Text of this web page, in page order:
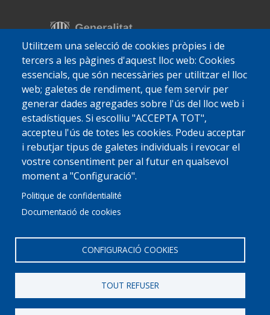
Utilitzem una selecció de cookies pròpies i de
tercers a les pàgines d'aquest lloc web: Cookies
essencials, que són necessàries per utilitzar el lloc
web; galetes de rendiment, que fem servir per
generar dades agregades sobre l'ús del lloc web i
estadístiques. Si escolliu "ACCEPTA TOT",
accepteu l'ús de totes les cookies. Podeu acceptar
i rebutjar tipus de galetes individuals i revocar el
vostre consentiment per al futur en qualsevol
moment a "Configuració".
Politique de confidentialité
Documentació de cookies
CONFIGURACIÓ COOKIES
TOUT REFUSER
© 2022 Ajuntament La GarrigaAvis legal
Protecció de dades
Política de CookiesImplementat perPerception